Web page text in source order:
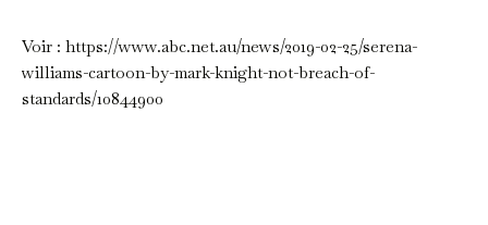
Voir : https://www.abc.net.au/news/2019-02-25/serena-
williams-cartoon-by-mark-knight-not-breach-of-
standards/10844900